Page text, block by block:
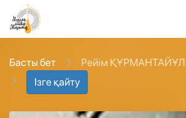
Басты бет
Рейім
Ізге қайту